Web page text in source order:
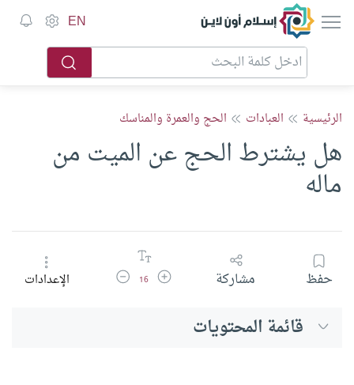
إسلام أون لاين EN
الرئيسية العبادات الحج والعمرة والمناسك
هل يشترط الحج عن الميت من
ماله
حفظ مشاركة زيادة حجم الخط
16 تقليل حجم الخطالإعدادات
قائمة المحتويات